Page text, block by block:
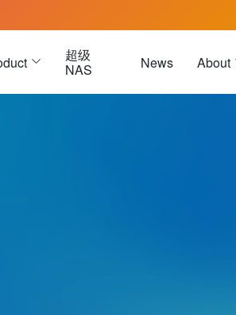
超级
NAS
News About